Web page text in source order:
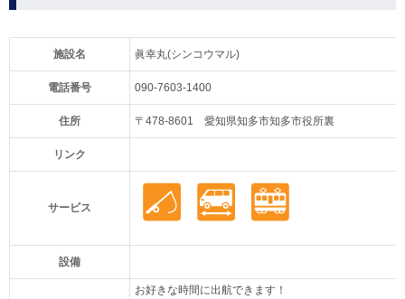
施設名 眞幸丸(シンコウマル)
電話番号 090-7603-1400
住所 〒478-8601 愛知県知多市知多市役所裏
リンク
サービス
設備
お好きな時間に出航できます！